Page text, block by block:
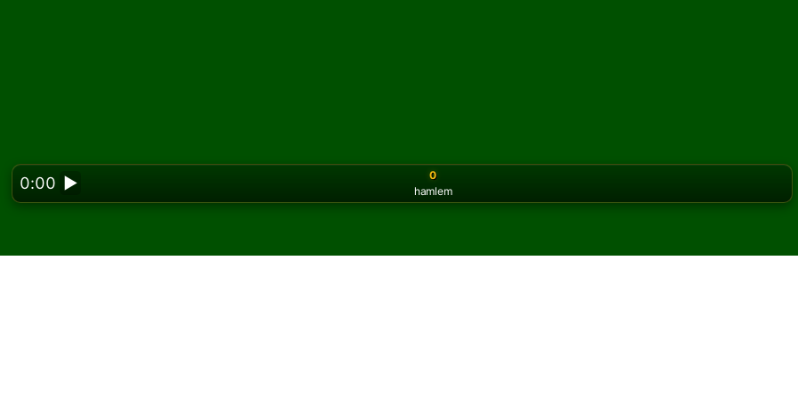
0:00 ▶
0
hamlem